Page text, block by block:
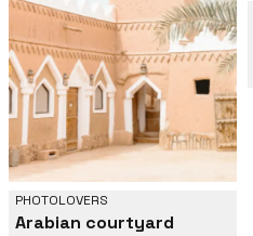
PHOTOLOVERS
Arabian courtyard